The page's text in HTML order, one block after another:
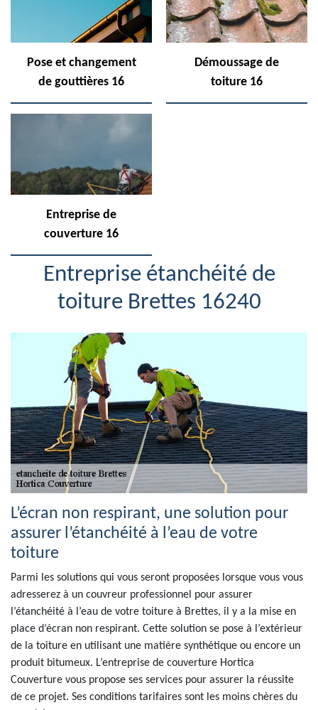
Pose et changement
de gouttières 16
Démoussage de
toiture 16
Entreprise de
couverture 16
Entreprise étanchéité de
toiture Brettes 16240
L’écran non respirant, une solution pour
assurer l’étanchéité à l’eau de votre
toiture
Parmi les solutions qui vous seront proposées lorsque vous vous
adresserez à un couvreur professionnel pour assurer
l’étanchéité à l’eau de votre toiture à Brettes, il y a la mise en
place d’écran non respirant. Cette solution se pose à l’extérieur
de la toiture en utilisant une matière synthétique ou encore un
produit bitumeux. L’entreprise de couverture Hortica
Couverture vous propose ses services pour assurer la réussite
de ce projet. Ses conditions tarifaires sont les moins chères du